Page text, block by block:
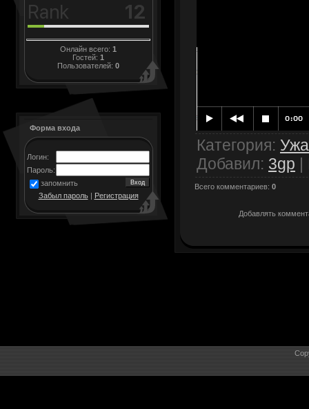
Онлайн всего: 1
Гостей: 1
Пользователей: 0
Форма входа
Логин:
Пароль:
запомнить
Забыл пароль| Регистрация
Категория:
Добавил: 3gp |
Всего комментариев: 0
Добавлять